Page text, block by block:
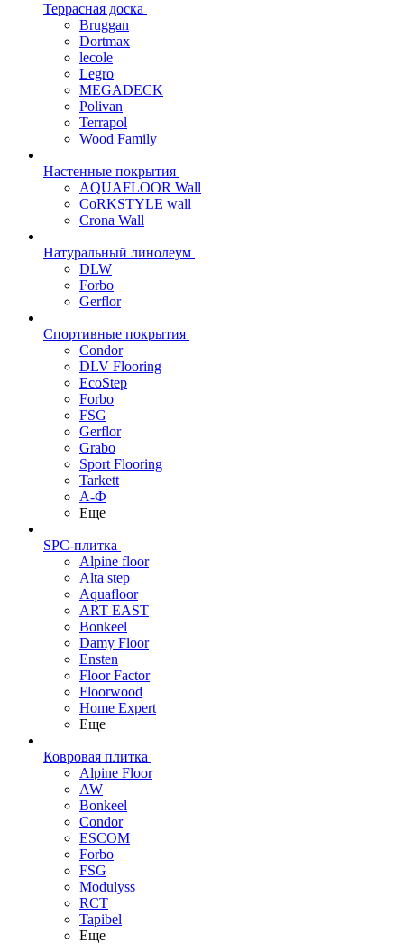
Террасная доска
Bruggan
Dortmax
lecole
Legro
MEGADECK
Polivan
Terrapol
Wood Family
Настенные покрытия
AQUAFLOOR Wall
CoRKSTYLE wall
Crona Wall
Натуральный линолеум
DLW
Forbo
Gerflor
Спортивные покрытия
Condor
DLV Flooring
EcoStep
Forbo
FSG
Gerflor
Grabo
Sport Flooring
Tarkett
А-Ф
Еще
SPC-плитка
Alpine floor
Alta step
Aquafloor
ART EAST
Bonkeel
Damy Floor
Ensten
Floor Factor
Floorwood
Home Expert
Еще
Ковровая плитка
Alpine Floor
AW
Bonkeel
Condor
ESCOM
Forbo
FSG
Modulyss
RCT
Tapibel
Еще